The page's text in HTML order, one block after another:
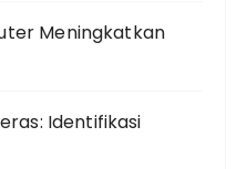
Meningkatkan
Identifikasi